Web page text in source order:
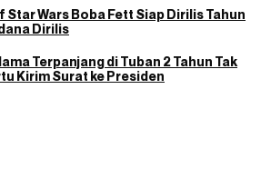
Wars Boba Fett Siap Dirilis Tahun
Dirilis
Terpanjang di Tuban 2 Tahun Tak
Kirim Surat ke Presiden